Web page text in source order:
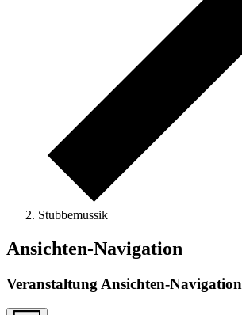
Stubbemussik
Veranstaltungen
Ansichten-Navigation
Veranstaltung Ansichten-Navigation